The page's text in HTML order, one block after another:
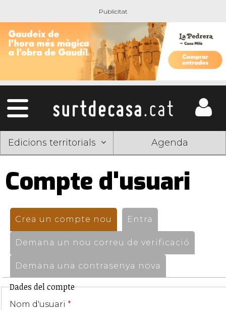
Edicions territorials Agenda
Compte d'usuari
Pestanyes
primàries
Crea un compte nou (pestanya activa)
Entra
Demana un nou correu de verificació
Demana una contrasenya nova
Dades del compte
Nom d'usuari *